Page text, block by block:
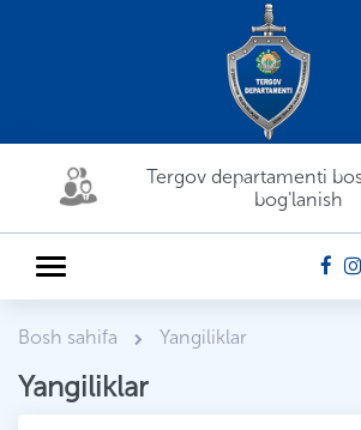
Tergov departamenti
bog'lanish
Bosh sahifa Yangiliklar
Yangiliklar